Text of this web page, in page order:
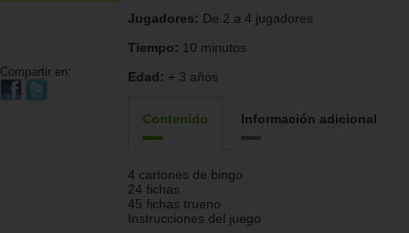
Compartir en:
Jugadores: De 2 a 4 jugadores
Tiempo: 10 minutos
Edad: + 3 años
Contenido Información adicional
4 cartones de bingo
24 fichas
45 fichas trueno
Instrucciones del juego